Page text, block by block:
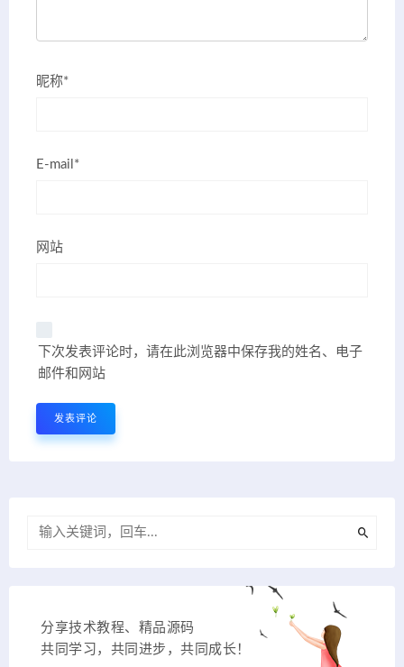
昵称*
E-mail*
网站
下次发表评论时，请在此浏览器中保存我的姓名、电子
邮件和网站
分享技术教程、精品源码
共同学习，共同进步，共同成长！